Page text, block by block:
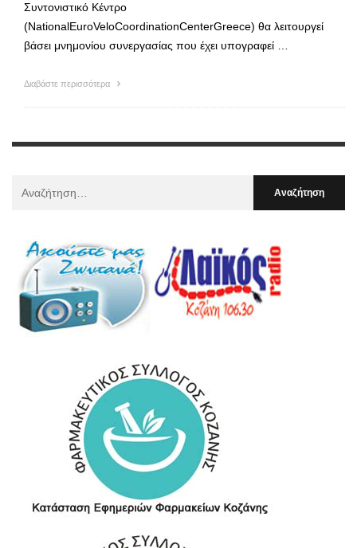
Συντονιστικό Κέντρο
(NationalEuroVeloCoordinationCenterGreece) θα λειτουργεί
βάσει μνημονίου συνεργασίας που έχει υπογραφεί …
Διαβάστε περισσότερα